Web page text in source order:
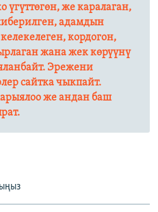
үгүттөгөн, же каралаган,
адамдын
кордогон,
жана жек көрүүнү
Эрежени
сайтка чыкпайт.
же андан баш